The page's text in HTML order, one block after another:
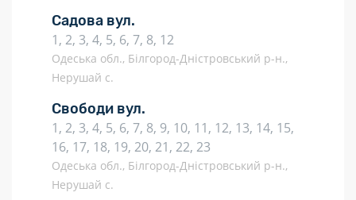
Садова вул.
1, 2, 3, 4, 5, 6, 7, 8, 12
Одеська обл., Білгород-Дністровський р-н.,
Нерушай с.
Свободи вул.
1, 2, 3, 4, 5, 6, 7, 8, 9, 10, 11, 12, 13, 14, 15,
16, 17, 18, 19, 20, 21, 22, 23
Одеська обл., Білгород-Дністровський р-н.,
Нерушай с.